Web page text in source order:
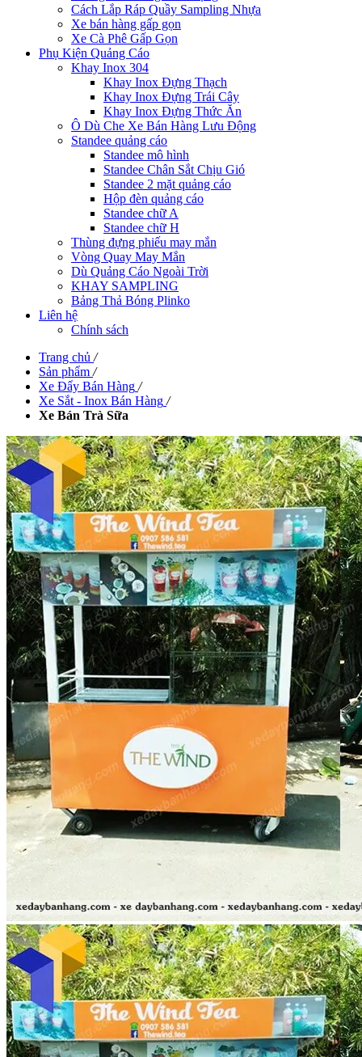
Cách Lắp Ráp Quầy Sampling Nhựa
Xe bán hàng gấp gọn
Xe Cà Phê Gấp Gọn
Phụ Kiện Quảng Cáo
Khay Inox 304
Khay Inox Đựng Thạch
Khay Inox Đựng Trái Cây
Khay Inox Đựng Thức Ăn
Ô Dù Che Xe Bán Hàng Lưu Động
Standee quảng cáo
Standee mô hình
Standee Chân Sắt Chịu Gió
Standee 2 mặt quảng cáo
Hộp đèn quảng cáo
Standee chữ A
Standee chữ H
Thùng đựng phiếu may mắn
Vòng Quay May Mắn
Dù Quảng Cáo Ngoài Trời
KHAY SAMPLING
Bảng Thả Bóng Plinko
Liên hệ
Chính sách
Trang chủ /
Sản phẩm /
Xe Đẩy Bán Hàng /
Xe Sắt - Inox Bán Hàng /
Xe Bán Trà Sữa